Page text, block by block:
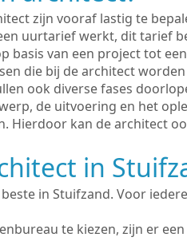
zijn vooraf lastig te
uurtarief werkt, dit tarief
basis van een project tot
die bij de architect
ook diverse fases
de uitvoering en het
Hierdoor kan de architect
in
in Stuifzand. Voor
te kiezen, zijn er